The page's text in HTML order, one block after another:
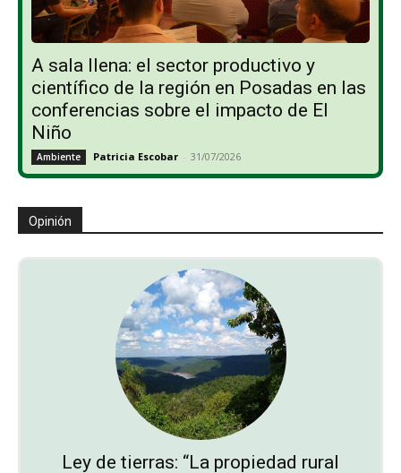
A sala llena: el sector productivo y
científico de la región en Posadas en las
conferencias sobre el impacto de El
Niño
Ambiente Patricia Escobar - 31/07/2026
Opinión
Ley de tierras: “La propiedad rural